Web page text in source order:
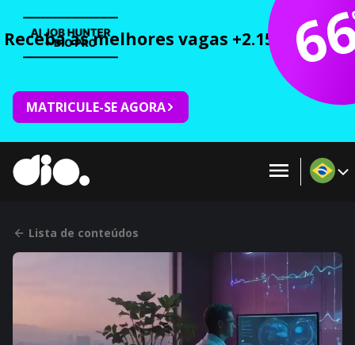
Receba as melhores vagas +2.150 cursos
MATRICULE-SE AGORA
Lista de conteúdos